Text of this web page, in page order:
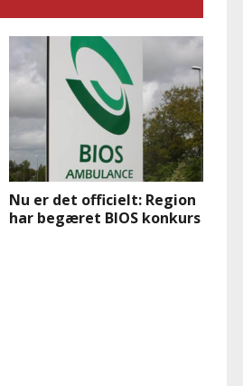
Nu er det officielt: Region
har begæret BIOS konkurs